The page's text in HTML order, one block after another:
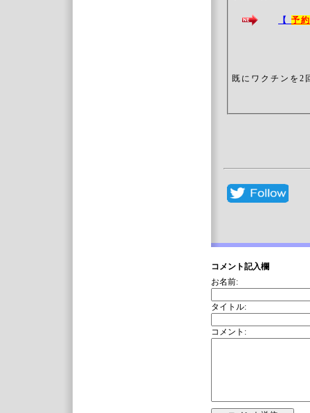
【 予
既にワクチンを2
コメント記入欄
お名前:
タイトル:
コメント: